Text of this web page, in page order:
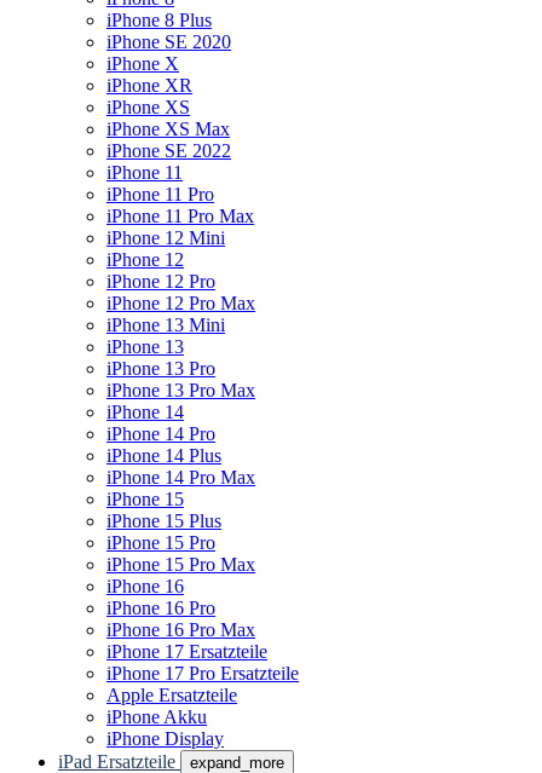
iPhone 8 Plus
iPhone SE 2020
iPhone X
iPhone XR
iPhone XS
iPhone XS Max
iPhone SE 2022
iPhone 11
iPhone 11 Pro
iPhone 11 Pro Max
iPhone 12 Mini
iPhone 12
iPhone 12 Pro
iPhone 12 Pro Max
iPhone 13 Mini
iPhone 13
iPhone 13 Pro
iPhone 13 Pro Max
iPhone 14
iPhone 14 Pro
iPhone 14 Plus
iPhone 14 Pro Max
iPhone 15
iPhone 15 Plus
iPhone 15 Pro
iPhone 15 Pro Max
iPhone 16
iPhone 16 Pro
iPhone 16 Pro Max
iPhone 17 Ersatzteile
iPhone 17 Pro Ersatzteile
Apple Ersatzteile
iPhone Akku
iPhone Display
iPad Ersatzteile
expand_more